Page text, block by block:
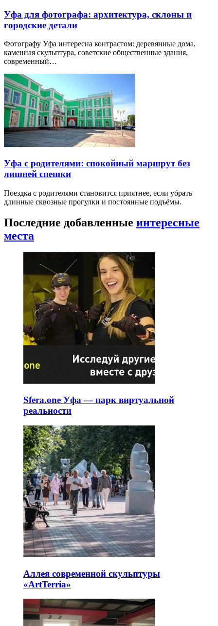
Уфа для фотографа: архитектура, склоны и
городские детали
Фотографу Уфа интересна контрастом: деревянные дома,
каменная скульптура, советские общественные здания,
современный…
Уфа с родителями: спокойный маршрут без
лишней спешки
Поездка с родителями становится приятнее, если убрать
длинные сквозные прогулки и постоянные подъёмы.
Последние добавленные интересные
места
Sfera.one Уфа — парк виртуальной
реальности
Аллея современной скульптуры
«ArtTerria»